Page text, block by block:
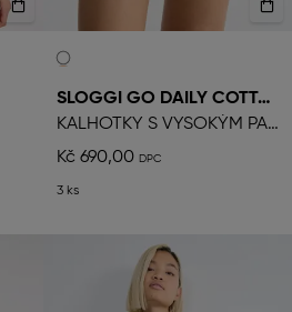
SLOGGI GO DAILY COTTON
KALHOTKY S VYSOKÝM PASEM
Kč 690,00
3 ks